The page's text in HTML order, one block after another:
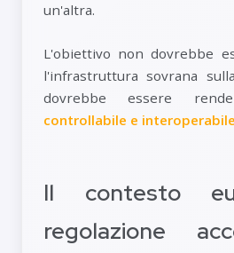
un'altra.
L'obiettivo non dovrebbe
l'infrastruttura sovrana
dovrebbe essere
controllabile e interoperabile
Il contesto
regolazione